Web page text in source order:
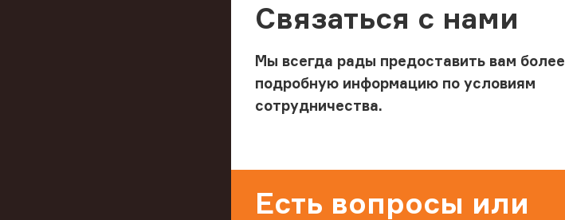
Связаться с нами
Мы всегда рады предоставить вам более
подробную информацию по условиям
сотрудничества.
Есть вопросы или